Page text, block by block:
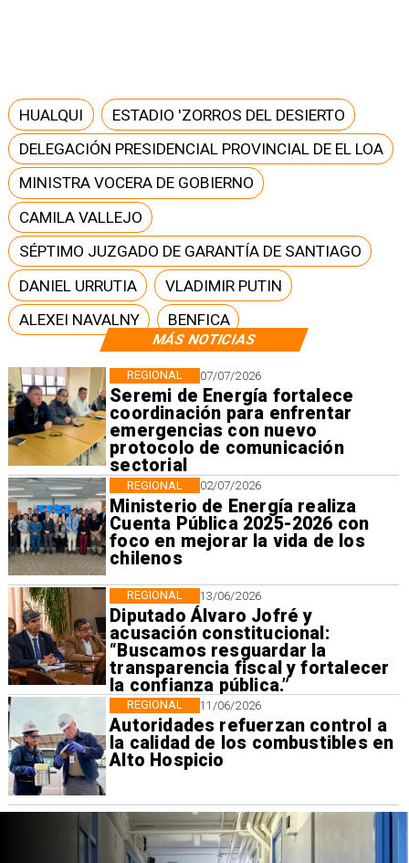
MÁS NOTICIAS
07/07/2026
Seremi de Energía fortalece
coordinación para enfrentar
emergencias con nuevo
protocolo de comunicación
sectorial
REGIONAL
02/07/2026
Ministerio de Energía realiza
Cuenta Pública 2025-2026 con
foco en mejorar la vida de los
chilenos
REGIONAL
13/06/2026
Diputado Álvaro Jofré y
acusación constitucional:
“Buscamos resguardar la
transparencia fiscal y fortalecer
la confianza pública.”
REGIONAL
11/06/2026
Autoridades refuerzan control a
la calidad de los combustibles en
Alto Hospicio
REGIONAL
HUALQUI
ESTADIO 'ZORROS DEL DESIERTO
DELEGACIÓN PRESIDENCIAL PROVINCIAL DE EL LOA
MINISTRA VOCERA DE GOBIERNO
CAMILA VALLEJO
SÉPTIMO JUZGADO DE GARANTÍA DE SANTIAGO
DANIEL URRUTIA
VLADIMIR PUTIN
ALEXEI NAVALNY
BENFICA